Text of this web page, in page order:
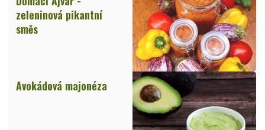
zeleninová pikantní
směs
Avokádová majonéza